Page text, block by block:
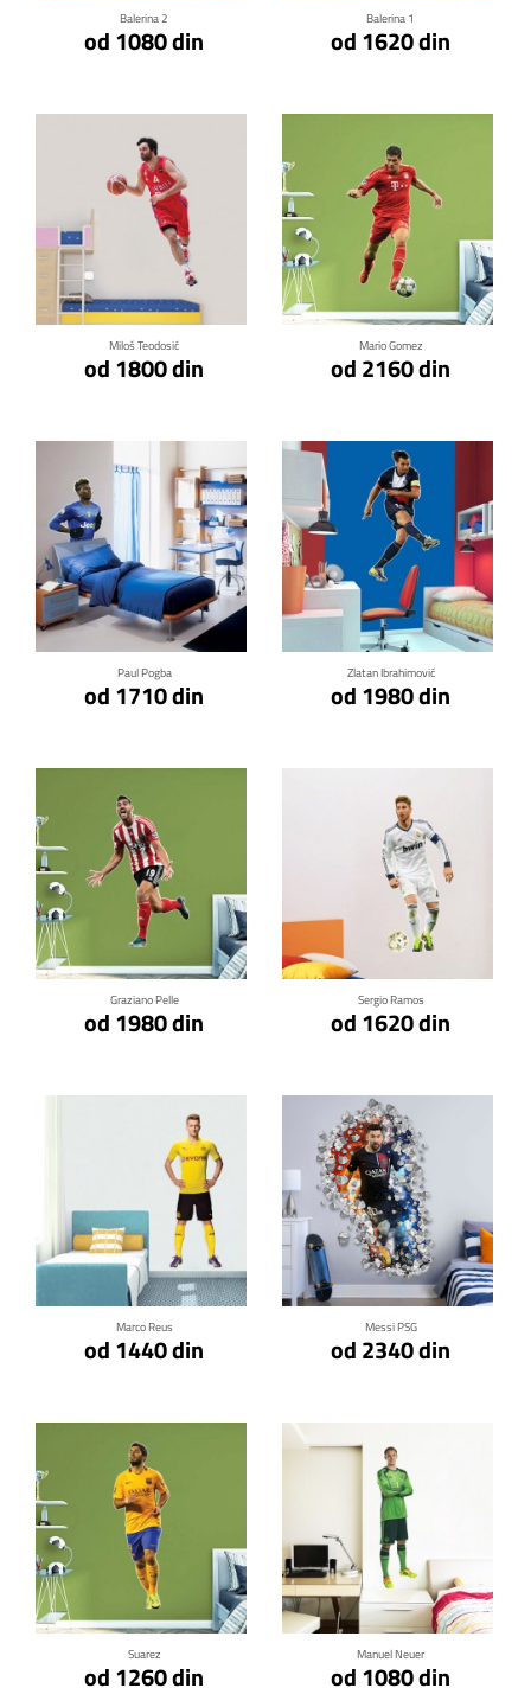
Balerina 2
od 1080 din
Balerina 1
od 1620 din
Miloš Teodosić
od 1800 din
Klikni za detalje
Mario Gomez
od 2160 din
Klikni za detalje
Paul Pogba
od 1710 din
Klikni za detalje
Zlatan Ibrahimović
od 1980 din
Klikni za detalje
Graziano Pelle
od 1980 din
Klikni za detalje
Sergio Ramos
od 1620 din
Klikni za detalje
Marco Reus
od 1440 din
Klikni za detalje
Messi PSG
od 2340 din
Klikni za detalje
Suarez
od 1260 din
Klikni za detalje
Manuel Neuer
od 1080 din
Klikni za detalje